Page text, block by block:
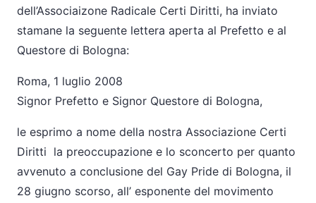
dell’Associaizone Radicale Certi Diritti, ha inviato
stamane la seguente lettera aperta al Prefetto e al
Questore di Bologna:
Roma, 1 luglio 2008
Signor Prefetto e Signor Questore di Bologna,
le esprimo a nome della nostra Associazione Certi
Diritti la preoccupazione e lo sconcerto per quanto
avvenuto a conclusione del Gay Pride di Bologna, il
28 giugno scorso, all’ esponente del movimento